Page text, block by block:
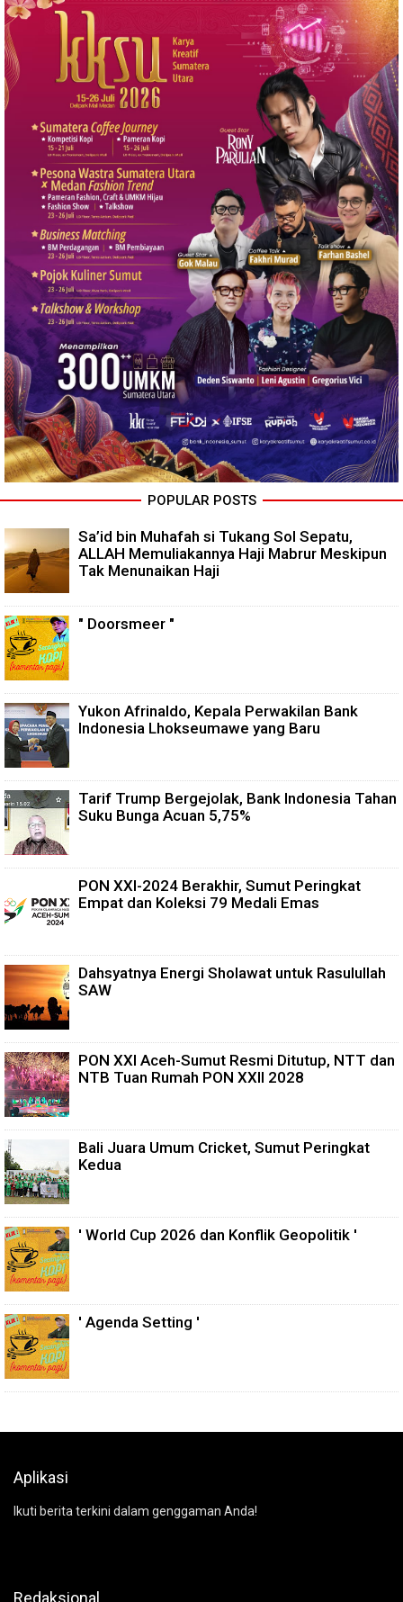
POPULAR POSTS
Sa’id bin Muhafah si Tukang Sol Sepatu,
ALLAH Memuliakannya Haji Mabrur Meskipun
Tak Menunaikan Haji
" Doorsmeer "
Yukon Afrinaldo, Kepala Perwakilan Bank
Indonesia Lhokseumawe yang Baru
Tarif Trump Bergejolak, Bank Indonesia Tahan
Suku Bunga Acuan 5,75%
PON XXI-2024 Berakhir, Sumut Peringkat
Empat dan Koleksi 79 Medali Emas
Dahsyatnya Energi Sholawat untuk Rasulullah
SAW
PON XXI Aceh-Sumut Resmi Ditutup, NTT dan
NTB Tuan Rumah PON XXII 2028
Bali Juara Umum Cricket, Sumut Peringkat
Kedua
' World Cup 2026 dan Konflik Geopolitik '
' Agenda Setting '
Aplikasi
Ikuti berita terkini dalam genggaman Anda!
Redaksional